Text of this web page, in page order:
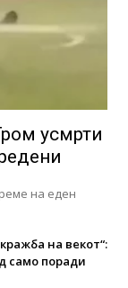
усмрти
на еден
на векот“:
само поради